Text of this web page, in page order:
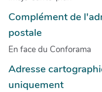
Complément de
postale
En face du Conforama
Adresse
uniquement